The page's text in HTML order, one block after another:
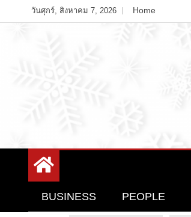
to
วันศุกร์, สิงหาคม 7, 2026 Home
94 Report.com
BUSINESS PEOPLE